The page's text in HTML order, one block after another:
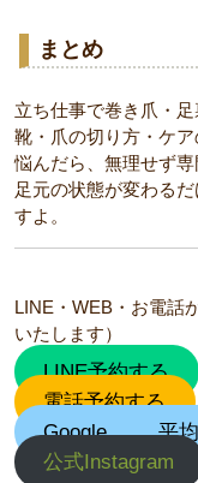
まとめ
立ち仕事で巻き爪・
靴・爪の切り方・ケ
悩んだら、無理せず専
足元の状態が変わる
すよ。
LINE・WEB・お電話
いたします）
LINE予約する
電話予約する
Google
平
公式Instagram